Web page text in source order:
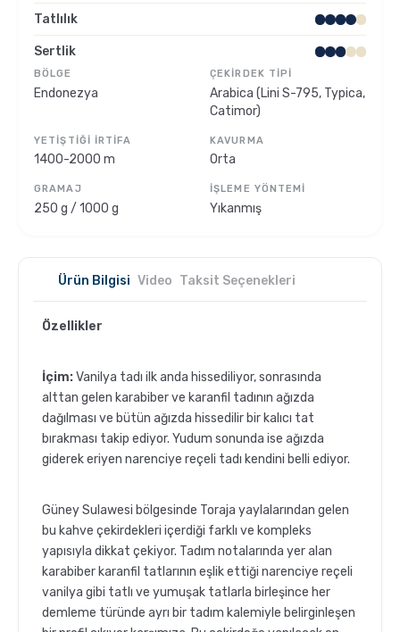
Sporcu Kahveleri
Tatlılık
Sertlik
BÖLGE
Endonezya
ÇEKIRDEK TIPI
Arabica (Lini S-795, Typica,
Catimor)
YETIŞTIĞI İRTIFA
1400-2000 m
KAVURMA
Orta
GRAMAJ
250 g / 1000 g
İŞLEME YÖNTEMI
Yıkanmış
Ürün Bilgisi Video Taksit Seçenekleri
Özellikler
İçim:Vanilya tadı ilk anda hissediliyor, sonrasında
alttan gelen karabiber ve karanfil tadının ağızda
dağılması ve bütün ağızda hissedilir bir kalıcı tat
bırakması takip ediyor. Yudum sonunda ise ağızda
giderek eriyen narenciye reçeli tadı kendini belli ediyor.
Güney Sulawesi bölgesinde Toraja yaylalarından gelen
bu kahve çekirdekleri içerdiği farklı ve kompleks
yapısıyla dikkat çekiyor. Tadım notalarında yer alan
karabiber karanfil tatlarının eşlik ettiği narenciye reçeli
vanilya gibi tatlı ve yumuşak tatlarla birleşince her
demleme türünde ayrı bir tadım kalemiyle belirginleşen